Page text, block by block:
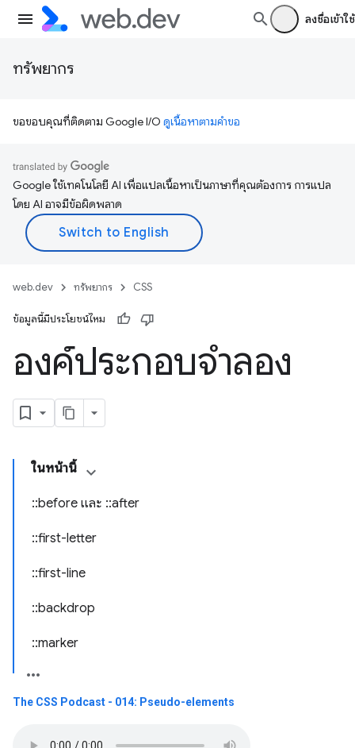
ลงชื่อเข้าใช้
ทรัพยากร
ขอขอบคุณที่ติดตาม Google I/O ดูเนื้อหาตามคำขอ
Google ใช้เทคโนโลยี AI เพื่อแปลเนื้อหาเป็นภาษาที่คุณต้องการ การแปล
โดย AI อาจมีข้อผิดพลาด
web.dev ทรัพยากร CSS
ข้อมูลนี้มีประโยชน์ไหม
องค์ประกอบจำลอง
ในหน้านี้
::before และ ::after
::first-letter
::first-line
::backdrop
::marker
The CSS Podcast - 014: Pseudo-elements